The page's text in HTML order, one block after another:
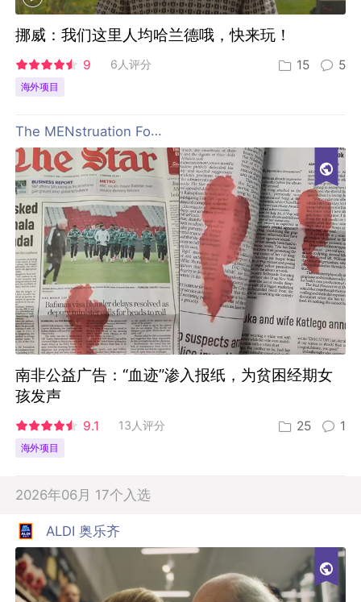
挪威：我们这里人均哈兰德哦，快来玩！
9 6人评分 15 5
海外项目
The MENstruation Foundation
南非公益广告：“血迹”渗入报纸，为贫困经期女
孩发声
9.1 13人评分 25 1
海外项目
2026年06月 17个入选
ALDI 奥乐齐